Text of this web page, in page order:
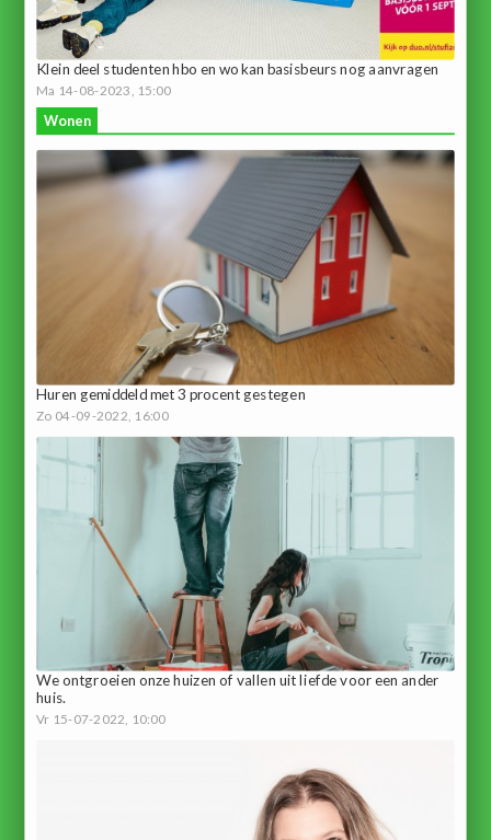
Klein deel studenten hbo en wo kan basisbeurs nog aanvragen
Ma 14-08-2023, 15:00
Wonen
Huren gemiddeld met 3 procent gestegen
Zo 04-09-2022, 16:00
We ontgroeien onze huizen of vallen uit liefde voor een ander
huis.
Vr 15-07-2022, 10:00